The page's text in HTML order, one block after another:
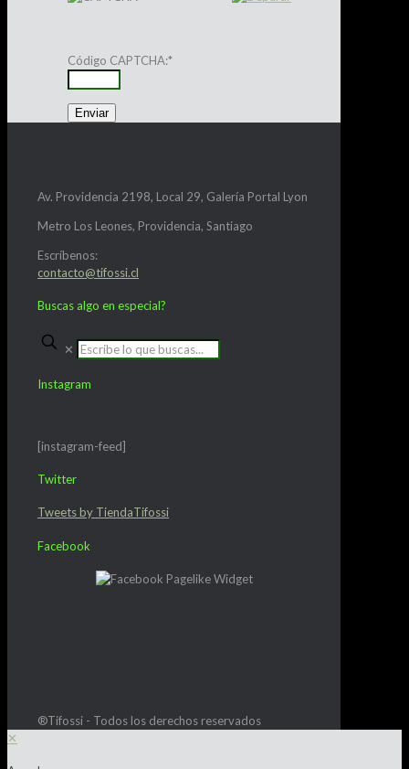
Código CAPTCHA:*
Av. Providencia 2198, Local 29, Galería Portal Lyon
Metro Los Leones, Providencia, Santiago
Escríbenos:
contacto@tifossi.cl
Buscas algo en especial?
✕
Instagram
[instagram-feed]
Twitter
Tweets by TiendaTifossi
Facebook
®Tifossi - Todos los derechos reservados
✕